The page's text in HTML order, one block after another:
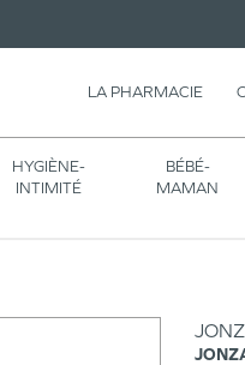
LA PHARMACIE
HYGIÈNE-
INTIMITÉ
BÉBÉ-
MAMAN